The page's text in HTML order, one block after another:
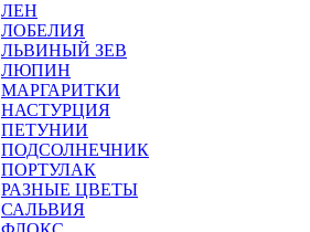
ЛЕН
ЛОБЕЛИЯ
ЛЬВИНЫЙ ЗЕВ
ЛЮПИН
МАРГАРИТКИ
НАСТУРЦИЯ
ПЕТУНИИ
ПОДСОЛНЕЧНИК
ПОРТУЛАК
РАЗНЫЕ ЦВЕТЫ
САЛЬВИЯ